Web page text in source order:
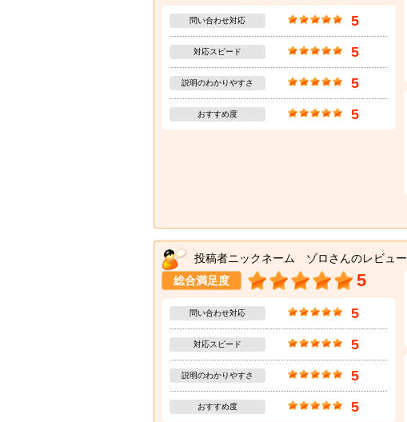
問い合わせ対応 5
対応スピード 5
説明のわかりやすさ 5
おすすめ度 5
投稿者ニックネーム ゾロさんのレビュー
総合満足度 5
問い合わせ対応 5
対応スピード 5
説明のわかりやすさ 5
おすすめ度 5